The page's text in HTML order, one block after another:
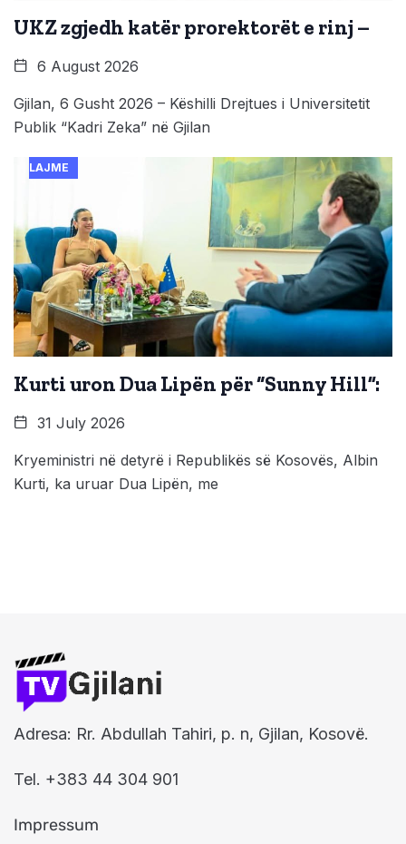
UKZ zgjedh katër prorektorët e rinj –
6 August 2026
Gjilan, 6 Gusht 2026 – Këshilli Drejtues i Universitetit
Publik “Kadri Zeka” në Gjilan
LAJME
Kurti uron Dua Lipën për “Sunny Hill”:
31 July 2026
Kryeministri në detyrë i Republikës së Kosovës, Albin
Kurti, ka uruar Dua Lipën, me
Adresa: Rr. Abdullah Tahiri, p. n, Gjilan, Kosovë.
Tel. +383 44 304 901
Impressum